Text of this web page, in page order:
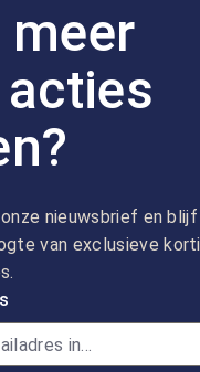
nieuwsbrief en blijf
van exclusieve